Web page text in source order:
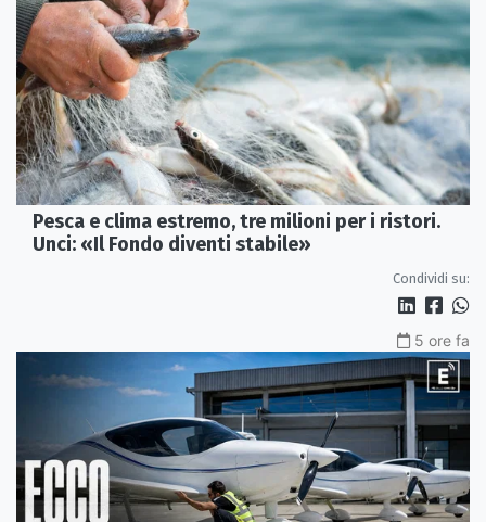
Pesca e clima estremo, tre milioni per i ristori.
Unci: «Il Fondo diventi stabile»
Condividi su:
5 ore fa